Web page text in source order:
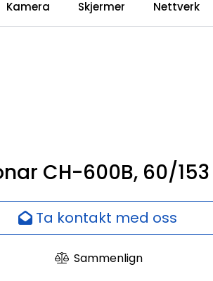
Language Sammenlign
0
Kamera Skjermer Nettverk
CH-600B, 60/153
Ta kontakt med oss
Sammenlign